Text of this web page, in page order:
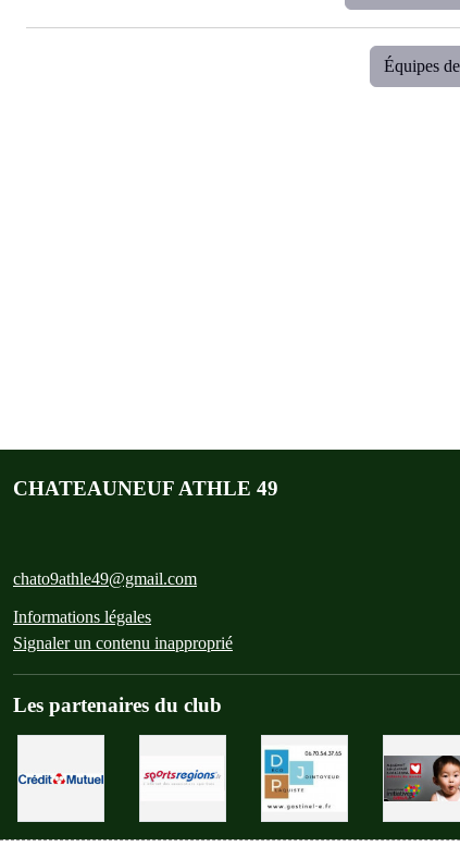
Équipes
CHATEAUNEUF ATHLE 49
chato9athle49@gmail.com
Informations légales
Signaler un contenu inapproprié
Les partenaires du club